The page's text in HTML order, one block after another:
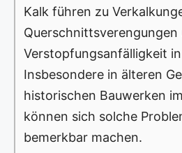
Kalk führen zu
Verstopfungsanfälligkeit
Insbesondere in älteren
historischen Bauwerken
können sich solche
bemerkbar machen.